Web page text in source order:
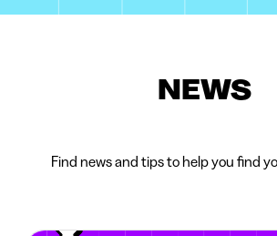
NEWS
Find news and tips to help you find